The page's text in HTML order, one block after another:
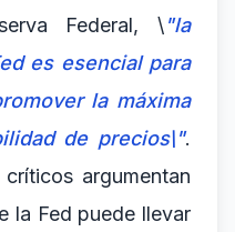
Federal, \"la
es esencial para
la máxima
de precios\".
argumentan
la Fed puede llevar